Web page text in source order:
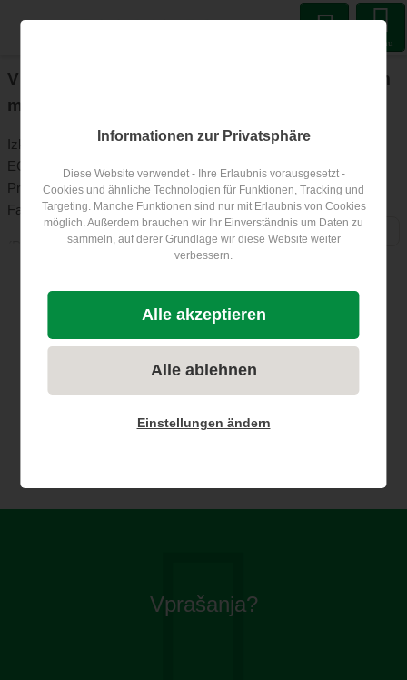
Menu
V gradnik vključite ocene na svojem spletnem
mestu
Izkoristite ocene, ki jih obiskovalci pustijo za vaš seznam
ECOCAMP:
Prikažite ocene na svojem spletnem mestu, domači strani,
Facebooku itd.
(Prikaz pripomočka za pregled ne ustvari piškotkov za uporabnike
zasebnosti.)
1. korak: za pripomoček izberite ECOCAMP
Izberite ECOCAMP:
Ocene 'A miness Atea Camping Resort' na ECOCAMPS
nadaljujte z branjem
Vprašanja?
Informationen zur Privatsphäre
Diese Website verwendet - Ihre Erlaubnis vorausgesetzt -
Cookies und ähnliche Technologien für Funktionen, Tracking und
Targeting. Manche Funktionen sind nur mit Erlaubnis von Cookies
möglich. Außerdem brauchen wir Ihr Einverständnis um Daten zu
sammeln, auf derer Grundlage wir diese Website weiter
verbessern.
Alle akzeptieren
Alle ablehnen
Einstellungen ändern